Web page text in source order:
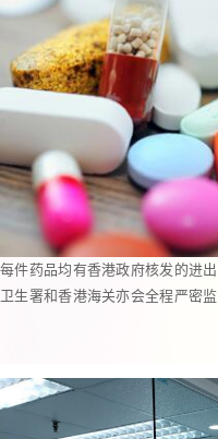
每件药品均有香港政府核发的进
卫生署和香港海关亦会全程严密